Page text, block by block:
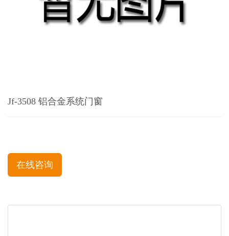
Jf-3508 铝合金系统门窗
在线咨询